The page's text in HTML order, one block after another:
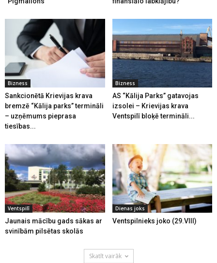
Bizness
Sankcionētā Krievijas krava
bremzē “Kālija parks” termināli
– uzņēmums pieprasa
tiesības...
Bizness
AS “Kālija Parks” gatavojas
izsolei – Krievijas krava
Ventspilī bloķē termināli...
Ventspilī
Jaunais mācību gads sākas ar
svinībām pilsētas skolās
Dienas joks
Ventspilnieks joko (29.VIII)
Skatīt vairāk